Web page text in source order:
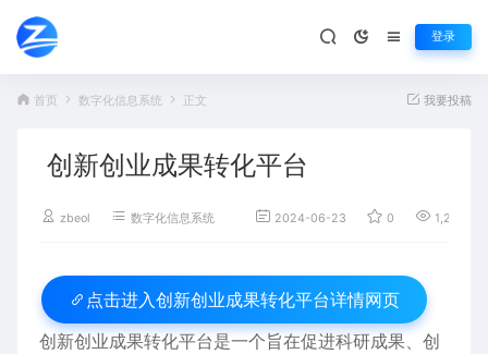
登录
首页 数字化信息系统 正文 我要投稿
创新创业成果转化平台
zbeol 数字化信息系统 2024-06-23 0 1,266
点击进入 创新创业成果转化平台详情网页
创新创业成果转化平台是一个旨在促进科研成果、创